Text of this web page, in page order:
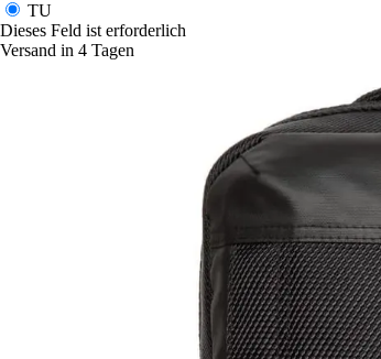
TU
Dieses Feld ist erforderlich
Versand in 4 Tagen